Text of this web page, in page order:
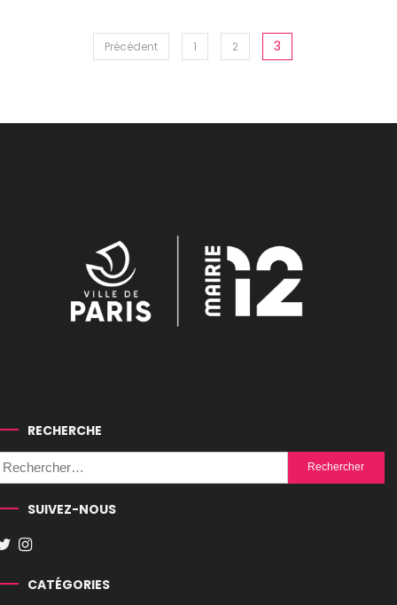
Précédent 1 2 3
RECHERCHE
Rechercher :
SUIVEZ-NOUS
CATÉGORIES